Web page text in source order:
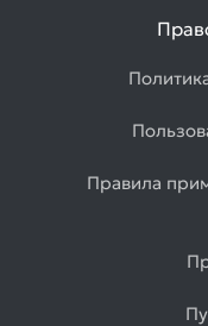
Правила